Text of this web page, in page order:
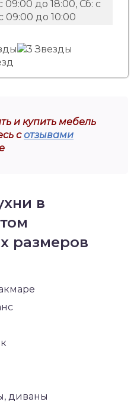
09:00 до 18:00, Сб: с
09:00 до 10:00
и купить мебель
сотзывами
в
размеров
диваны